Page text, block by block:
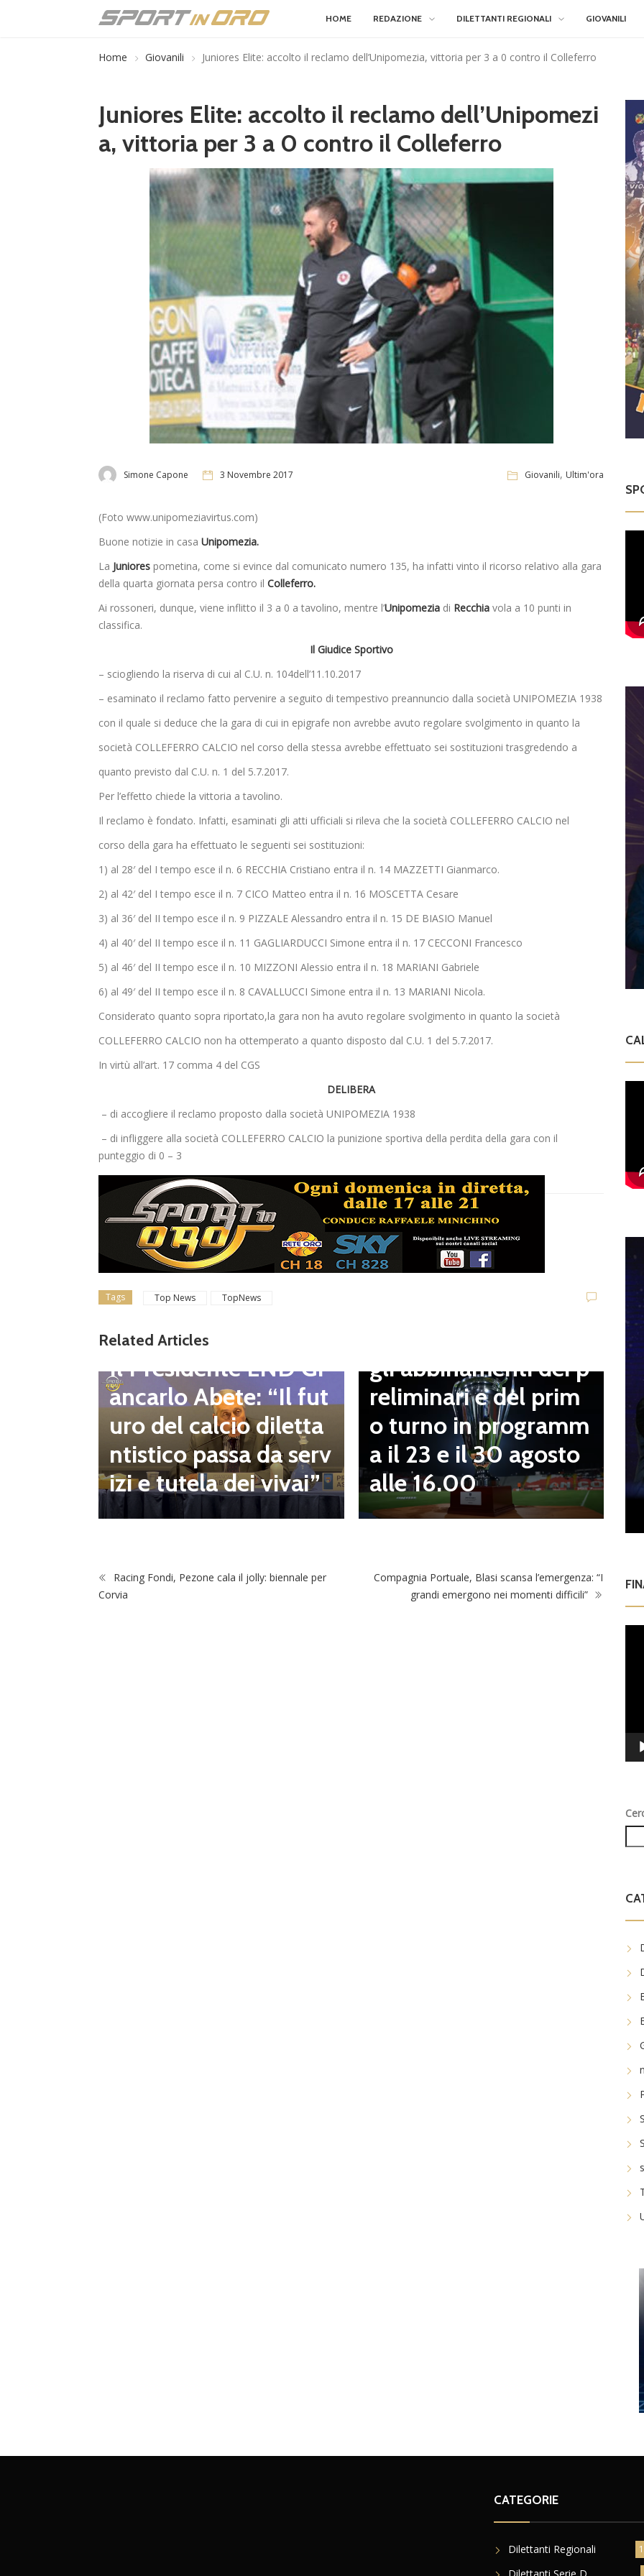
HOME REDAZIONE DILETTANTI REGIONALI GIOVANILI
Home Giovanili Juniores Elite: accolto il reclamo dell’Unipomezia, vittoria per 3 a 0 contro il Colleferro
Juniores Elite: accolto il reclamo dell’Unipomezi
a, vittoria per 3 a 0 contro il Colleferro
Simone Capone 3 Novembre 2017 Giovanili, Ultim'ora
(Foto www.unipomeziavirtus.com)
Buone notizie in casa Unipomezia.
La Juniores pometina, come si evince dal comunicato numero 135, ha infatti vinto il ricorso relativo alla gara
della quarta giornata persa contro il Colleferro.
Ai rossoneri, dunque, viene inflitto il 3 a 0 a tavolino, mentre l’Unipomezia di Recchia vola a 10 punti in
classifica.
Il Giudice Sportivo
– sciogliendo la riserva di cui al C.U. n. 104dell’11.10.2017
– esaminato il reclamo fatto pervenire a seguito di tempestivo preannuncio dalla società UNIPOMEZIA 1938
con il quale si deduce che la gara di cui in epigrafe non avrebbe avuto regolare svolgimento in quanto la
società COLLEFERRO CALCIO nel corso della stessa avrebbe effettuato sei sostituzioni trasgredendo a
quanto previsto dal C.U. n. 1 del 5.7.2017.
Per l’effetto chiede la vittoria a tavolino.
Il reclamo è fondato. Infatti, esaminati gli atti ufficiali si rileva che la società COLLEFERRO CALCIO nel
corso della gara ha effettuato le seguenti sei sostituzioni:
1) al 28′ del I tempo esce il n. 6 RECCHIA Cristiano entra il n. 14 MAZZETTI Gianmarco.
2) al 42′ del I tempo esce il n. 7 CICO Matteo entra il n. 16 MOSCETTA Cesare
3) al 36′ del II tempo esce il n. 9 PIZZALE Alessandro entra il n. 15 DE BIASIO Manuel
4) al 40′ del II tempo esce il n. 11 GAGLIARDUCCI Simone entra il n. 17 CECCONI Francesco
5) al 46′ del II tempo esce il n. 10 MIZZONI Alessio entra il n. 18 MARIANI Gabriele
6) al 49′ del II tempo esce il n. 8 CAVALLUCCI Simone entra il n. 13 MARIANI Nicola.
Considerato quanto sopra riportato,la gara non ha avuto regolare svolgimento in quanto la società
COLLEFERRO CALCIO non ha ottemperato a quanto disposto dal C.U. 1 del 5.7.2017.
In virtù all’art. 17 comma 4 del CGS
DELIBERA
– di accogliere il reclamo proposto dalla società UNIPOMEZIA 1938
– di infliggere alla società COLLEFERRO CALCIO la punizione sportiva della perdita della gara con il
punteggio di 0 – 3
Tags Top News TopNews
Related Articles
Dilettanti Regionali
Il Presidente LND Gi
ancarlo Abete: “Il fut
uro del calcio diletta
ntistico passa da serv
izi e tutela dei vivai”
gli abbinamenti dei p
reliminari e del prim
o turno in programm
a il 23 e il 30 agosto
alle 16.00
Racing Fondi, Pezone cala il jolly: biennale per
Corvia
Compagnia Portuale, Blasi scansa l’emergenza: “I
grandi emergono nei momenti difficili”
CATEGORIE
Dilettanti Regionali